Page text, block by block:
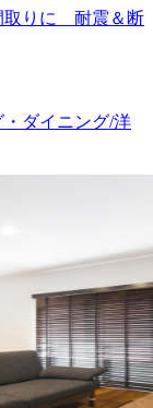
取りに 耐震＆断
ダイニング/洋